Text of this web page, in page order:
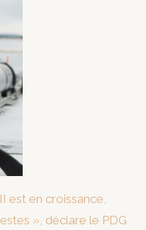
est en croissance,
», déclare le PDG